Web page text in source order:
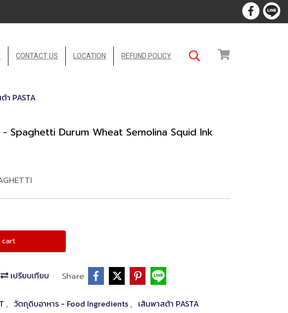
CONTACT US LOCATION REFUND POLICY
า PASTA
- Spaghetti Durum Wheat Semolina Squid Ink
เปรียบเทียบ Share
, วัตถุดิบอาหาร - Food Ingredients , เส้นพาสต้า PASTA